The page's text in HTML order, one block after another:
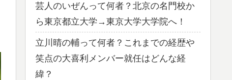
芸人のいぜんって何者？北京の名門校か
ら東京都立大学→東京大学大学院へ！
立川晴の輔って何者？これまでの経歴や
笑点の大喜利メンバー就任はどんな経
緯？